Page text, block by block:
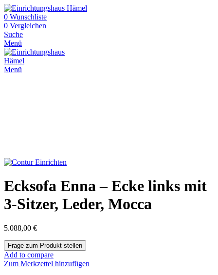
0 Wunschliste
0 Vergleichen
Suche
Menü
Menü
Ecksofa Enna – Ecke links mit
3-Sitzer, Leder, Mocca
5.088,00 €
Add to compare
Zum Merkzettel hinzufügen